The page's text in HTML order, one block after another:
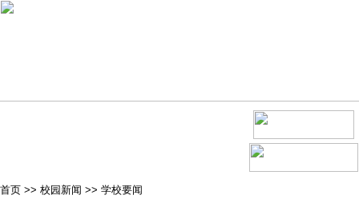
首页 >> 校园新闻 >> 学校要闻